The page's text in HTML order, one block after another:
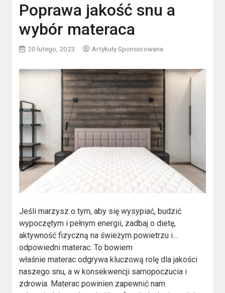
Poprawa jakość snu a
wybór materaca
20 lutego, 2023 Artykuły Sponsorowane
Jeśli marzysz o tym, aby się wysypiać, budzić
wypoczętym i pełnym energii, zadbaj o dietę,
aktywność fizyczną na świeżym powietrzu i…
odpowiedni materac. To bowiem
właśnie materac odgrywa kluczową rolę dla jakości
naszego snu, a w konsekwencji samopoczucia i
zdrowia. Materac powinien zapewnić nam